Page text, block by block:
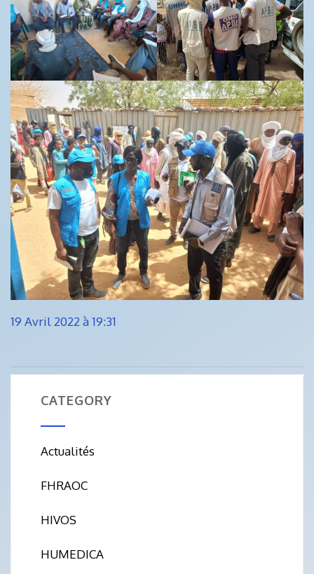
19 Avril 2022 à 19:31
CATEGORY
Actualités
FHRAOC
HIVOS
HUMEDICA